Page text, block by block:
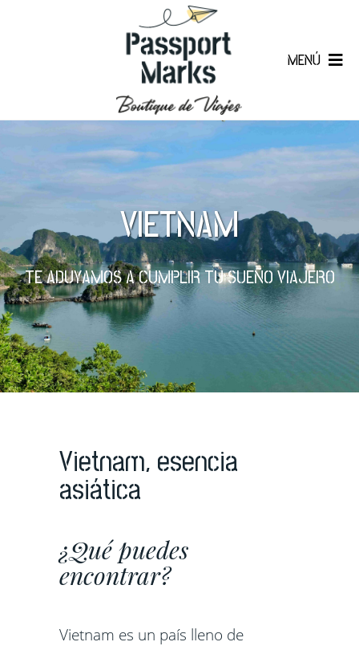
MENÚ
VIETNAM
TE ADUYAMOS A CUMPLIR TU SUEÑO VIAJERO
Vietnam, esencia
asiática
¿Qué puedes
encontrar?
Vietnam es un país lleno de